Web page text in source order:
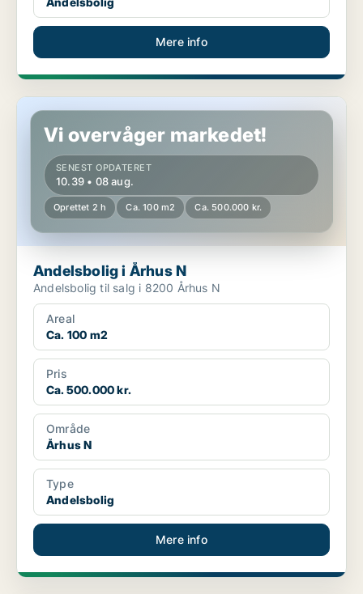
Mere info
Andelsbolig i Århus N
Vi overvåger markedet!
SENEST OPDATERET
10.39 • 08 aug.
Oprettet 2 h Ca. 100 m2 Ca. 500.000 kr.
Andelsbolig i Århus N
Andelsbolig til salg i 8200 Århus N
Areal
Ca. 100 m2
Pris
Ca. 500.000 kr.
Område
Århus N
Type
Andelsbolig
Mere info